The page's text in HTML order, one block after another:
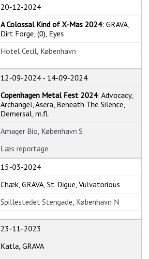
20-12-2024
A Colossal Kind of X-Mas 2024: GRAVA,
Dirt Forge, (0), Eyes
Hotel Cecil, København
12-09-2024 - 14-09-2024
Copenhagen Metal Fest 2024: Advocacy,
Archangel, Asera, Beneath The Silence,
Demersal, m.fl.
Amager Bio, København S
Læs reportage
15-03-2024
Chæk, GRAVA, St. Digue, Vulvatorious
Spillestedet Stengade, København N
23-11-2023
Katla, GRAVA